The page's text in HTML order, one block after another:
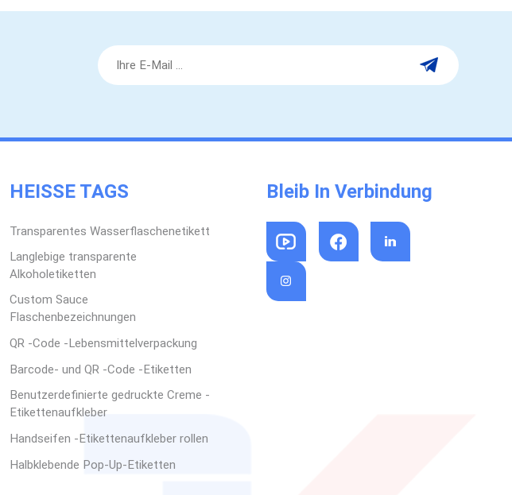
Branche Sie tätig sind, wir können Ihr Design in ein hochwertiges gedrucktes
Notizbuch umsetzen.Kontaktieren Sie unsMöchten Sie Ihre eigenen,
individuell gestalteten Notizbücher erstellen?Unser Team steht Ihnen gerne
HEISSE TAGS
Transparentes Wasserflaschenetikett
Langlebige transparente
Alkoholetiketten
Custom Sauce
Flaschenbezeichnungen
QR -Code -Lebensmittelverpackung
Barcode- und QR -Code -Etiketten
Benutzerdefinierte gedruckte Creme -
Etikettenaufkleber
Handseifen -Etikettenaufkleber rollen
Halbklebende Pop-Up-Etiketten
Bleib In Verbindung